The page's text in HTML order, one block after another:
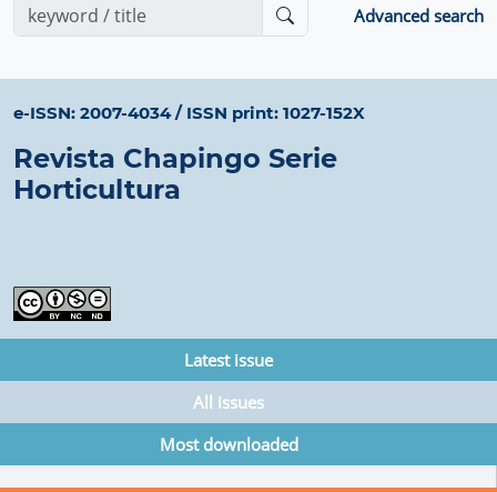
Advanced search
e-ISSN: 2007-4034/ ISSN print: 1027-152X
Revista Chapingo Serie
Horticultura
Latest issue
All issues
Most downloaded